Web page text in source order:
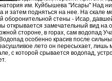
им. Куйбышева "Исары" Над
и затем подняться на нее. На скале
оборонительной стены - Исар,
открывается замечательный вид на
стороне, в горах, сам водопад
особенно красив после
засушливое лето он пересыхает, лишь
с которой срывается водопад,